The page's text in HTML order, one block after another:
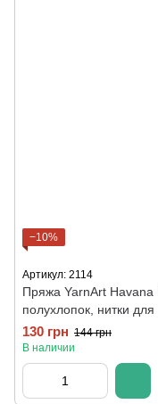
−10%
Артикул: 2114
Пряжа YarnArt
полухлопок, нитки
130 грн 144 грн
В наличии